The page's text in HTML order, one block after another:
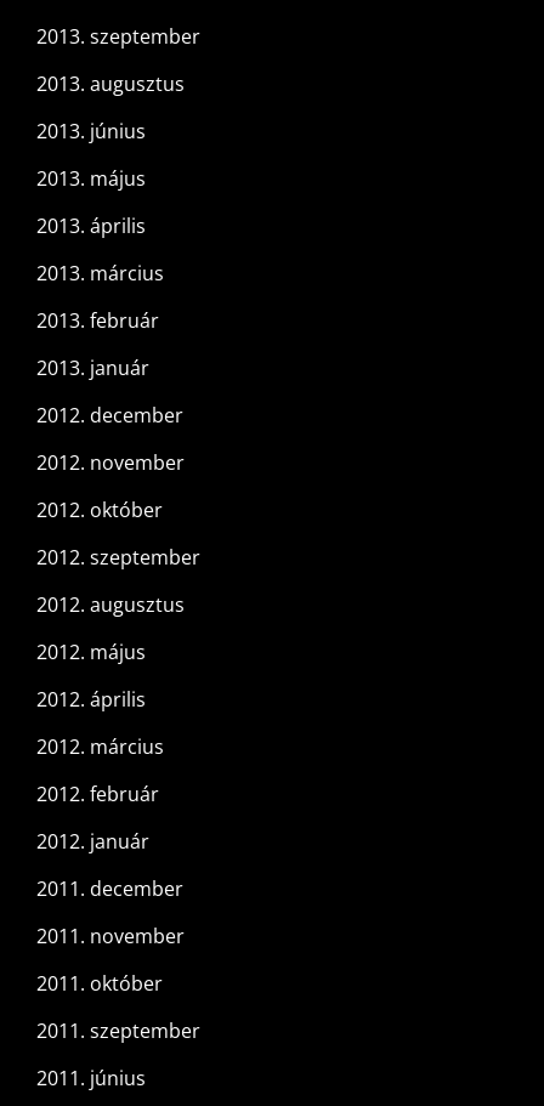
2013. szeptember
2013. augusztus
2013. június
2013. május
2013. április
2013. március
2013. február
2013. január
2012. december
2012. november
2012. október
2012. szeptember
2012. augusztus
2012. május
2012. április
2012. március
2012. február
2012. január
2011. december
2011. november
2011. október
2011. szeptember
2011. június